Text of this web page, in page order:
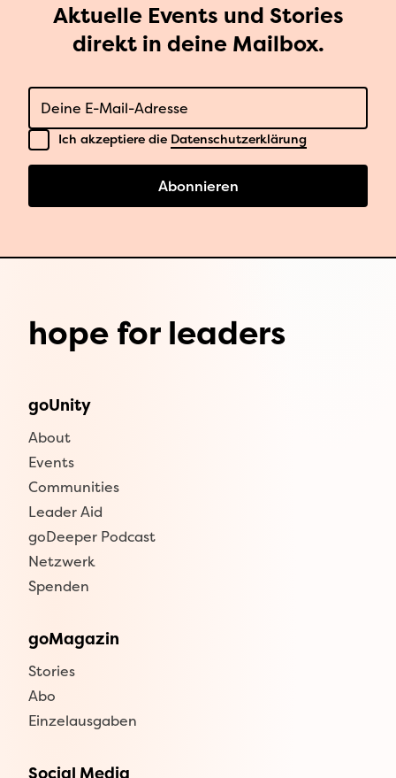
Aktuelle Events und Stories
direkt in deine Mailbox.
E-Mail
Datenschutz
Ich akzeptiere die Datenschutzerklärung
Abonnieren
hope for leaders
goUnity
About
Events
Communities
Leader Aid
goDeeper Podcast
Netzwerk
Spenden
goMagazin
Stories
Abo
Einzelausgaben
Social Media